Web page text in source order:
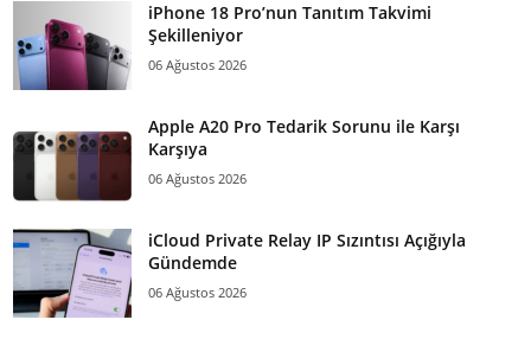
iPhone 18 Pro’nun Tanıtım Takvimi
Şekilleniyor
06 Ağustos 2026
Apple A20 Pro Tedarik Sorunu ile Karşı
Karşıya
06 Ağustos 2026
iCloud Private Relay IP Sızıntısı Açığıyla
Gündemde
06 Ağustos 2026